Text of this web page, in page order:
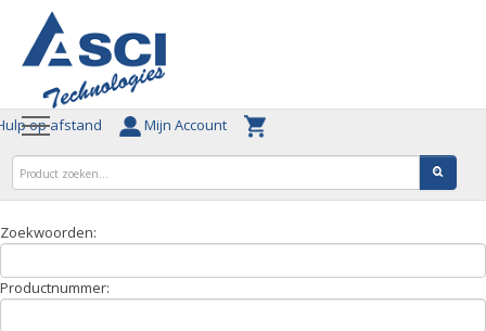
op afstand Mijn Account
Zoekwoorden:
Productnummer: